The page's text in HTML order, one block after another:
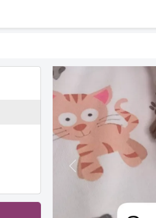
Previous